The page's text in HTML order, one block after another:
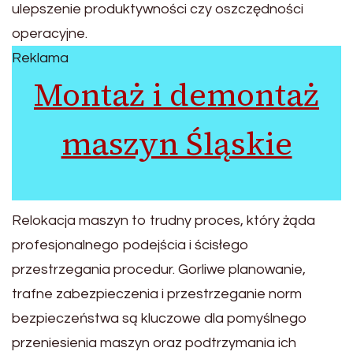
ulepszenie produktywności czy oszczędności
operacyjne.
Reklama
Montaż i demontaż
maszyn Śląskie
Relokacja maszyn to trudny proces, który żąda
profesjonalnego podejścia i ścisłego
przestrzegania procedur. Gorliwe planowanie,
trafne zabezpieczenia i przestrzeganie norm
bezpieczeństwa są kluczowe dla pomyślnego
przeniesienia maszyn oraz podtrzymania ich